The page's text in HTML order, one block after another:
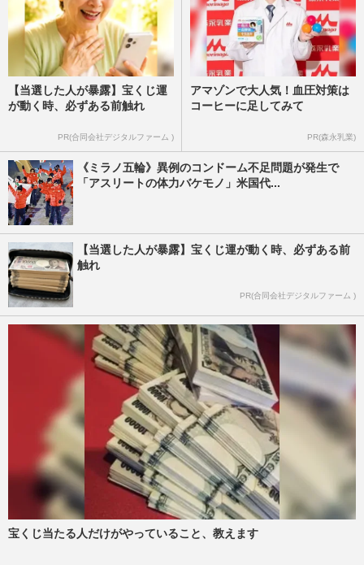
【当選した人が暴露】宝くじ運
が動く時、必ずある前触れ
PR(合同会社デジタルファーム )
アマゾンで大人気！血圧対策は
コーヒーに足してみて
PR(森永乳業)
《ミラノ五輪》異例のコンドーム不足問題が発生で
「アスリートの体力バケモノ」米国代...
【当選した人が暴露】宝くじ運が動く時、必ずある前
触れ
PR(合同会社デジタルファーム )
宝くじ当たる人だけがやっていること、教えます